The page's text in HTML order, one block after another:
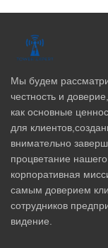
Мы будем
честность и
как основные
для
внимательно
процветание
корпоративная
самым доверием
сотрудников
видение.